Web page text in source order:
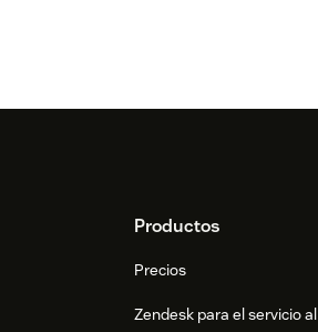
FooterProductos
Precios
Zendesk para el servicio al